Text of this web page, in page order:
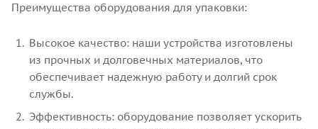
Преимущества оборудования для упаковки:
Высокое качество: наши устройства изготовлены
из прочных и долговечных материалов, что
обеспечивает надежную работу и долгий срок
службы.
Эффективность: оборудование позволяет ускорить